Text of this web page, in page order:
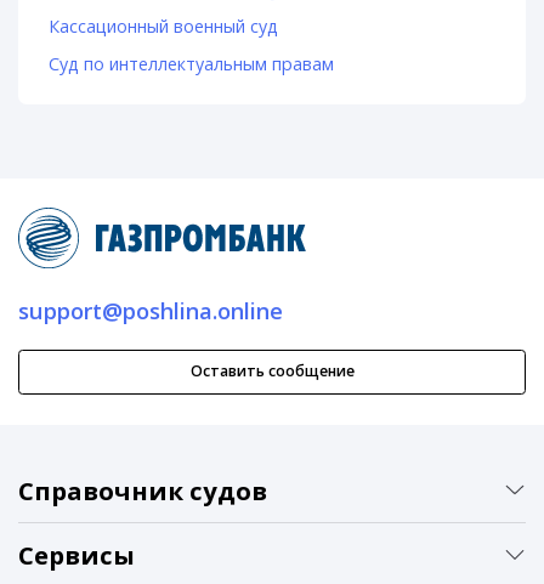
Кассационный военный суд
Суд по интеллектуальным правам
support@poshlina.online
Оставить сообщение
Справочник судов
Сервисы